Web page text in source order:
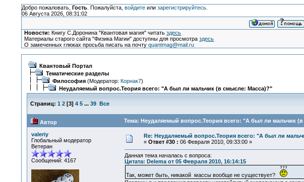
Добро пожаловать, Гость. Пожалуйста, войдитеили зарегистрируйтесь.
06 Августа 2026, 08:31:02
Новости: Книгу С.Доронина "Квантовая магия" читатьздесь
Материалы старого сайта "Физика Магии" доступны для просмотраздесь
О замеченных глюках просьба писать на почтуquantmag@mail.ru
Квантовый Портал
Тематические разделы
Философия(Модератор: Корнак7)
Неудаляемый вопрос.Теория всего: "А был ли мальчик (в смысле: Масса)?"
Страниц: 1 2[3] 4 5 ... 39 Все
Автор Тема: Неудаляемый вопрос.Теория всего: "А был ли мальчик
valeriy
Глобальный модератор
Ветеран
Сообщений: 4167
Re: Неудаляемый вопрос.Теория всего: "А был ли
« Ответ #30 : 06 Февраля 2010, 09:33:00 »
Данная тема началась с вопроса:
Цитата: Delema от 05 Февраля 2010, 16:14:15
Так, может быть, никакой массы вообще не существует?